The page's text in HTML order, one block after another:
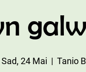
Sad, 24 Mai
  |
Tanio